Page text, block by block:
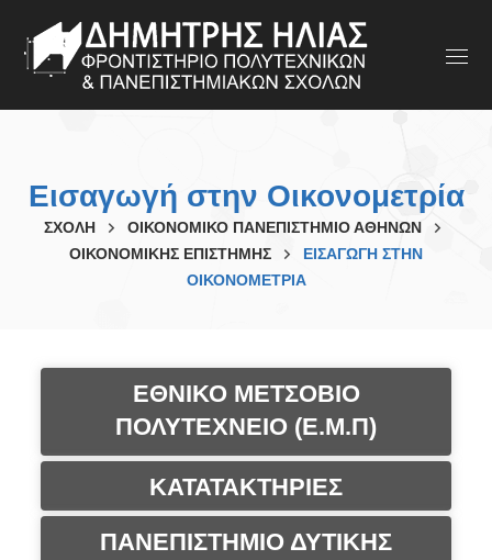
Εισαγωγή στην Οικονομετρία
ΣΧΟΛΗ
ΟΙΚΟΝΟΜΙΚΟ ΠΑΝΕΠΙΣΤΗΜΙΟ ΑΘΗΝΩΝ
ΟΙΚΟΝΟΜΙΚΗΣ ΕΠΙΣΤΗΜΗΣ
ΕΙΣΑΓΩΓΉ ΣΤΗΝ
ΟΙΚΟΝΟΜΕΤΡΊΑ
ΕΘΝΙΚΟ ΜΕΤΣΟΒΙΟ
ΠΟΛΥΤΕΧΝΕΙΟ (Ε.Μ.Π)
ΚΑΤΑΤΑΚΤΗΡΙΕΣ
ΠΑΝΕΠΙΣΤΗΜΙΟ ΔΥΤΙΚΗΣ